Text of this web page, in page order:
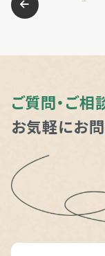
ペ
ー
ご質問・ご相
お気軽にお